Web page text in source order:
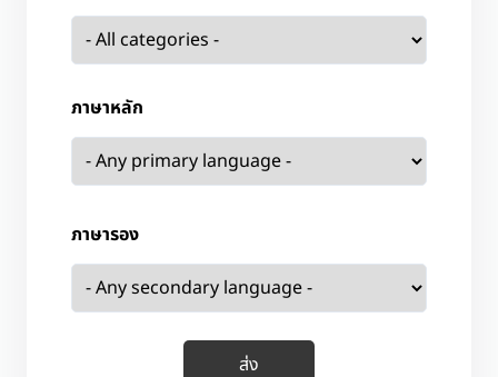
ภาษาหลัก
ภาษารอง